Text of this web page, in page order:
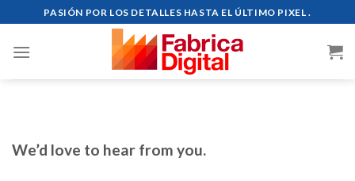
to
content
PASIÓN POR LOS DETALLES HASTA EL ÚLTIMO PIXEL .
We’d love to hear from you.